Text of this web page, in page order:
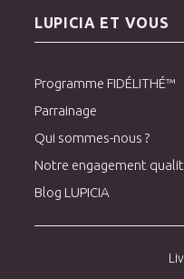
LUPICIA ET VOUS
Programme FIDÉLITHÉ™
Parrainage
Qui sommes-nous ?
Notre engagement
Blog LUPICIA